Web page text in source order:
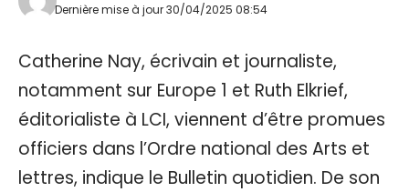
Dernière mise à jour 30/04/2025 08:54
Catherine Nay, écrivain et journaliste,
notamment sur Europe 1 et Ruth Elkrief,
éditorialiste à LCI, viennent d’être promues
officiers dans l’Ordre national des Arts et
lettres, indique le Bulletin quotidien. De son